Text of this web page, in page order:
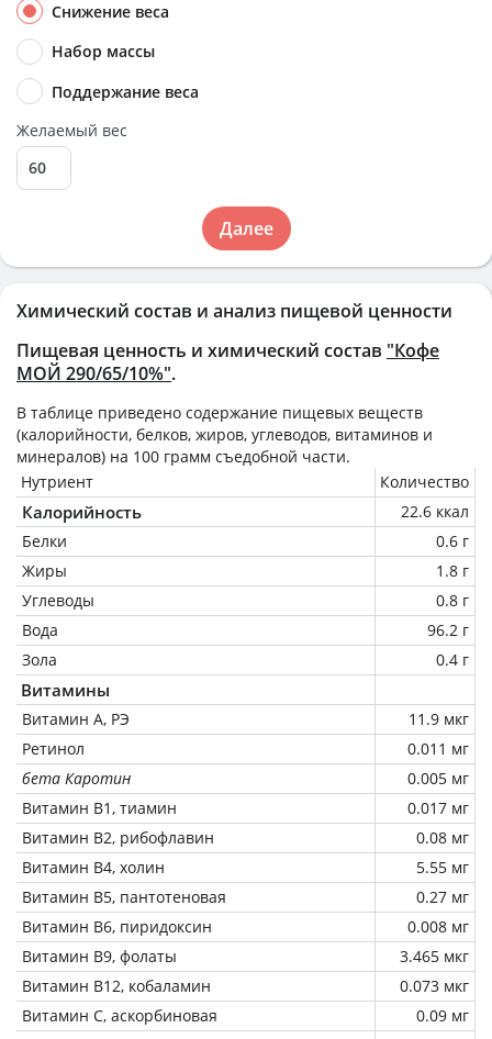
Химический состав и анализ пищевой ценности
Пищевая ценность и химический состав "Кофе
МОЙ 290/65/10%".
В таблице приведено содержание пищевых веществ
(калорийности, белков, жиров, углеводов, витаминов и
минералов) на 100 грамм съедобной части.
Нутриент
Количество
Калорийность
22.6 ккал
Белки
0.6 г
Жиры
1.8 г
Углеводы
0.8 г
Вода
96.2 г
Зола
0.4 г
Витамины
Витамин А, РЭ
11.9 мкг
Ретинол
0.011 мг
бета Каротин
0.005 мг
Витамин В1, тиамин
0.017 мг
Витамин В2, рибофлавин
0.08 мг
Витамин В4, холин
5.55 мг
Витамин В5, пантотеновая
0.27 мг
Витамин В6, пиридоксин
0.008 мг
Витамин В9, фолаты
3.465 мкг
Витамин В12, кобаламин
0.073 мкг
Витамин C, аскорбиновая
0.09 мг
Снижение веса
Набор массы
Поддержание веса
Желаемый вес
Далее